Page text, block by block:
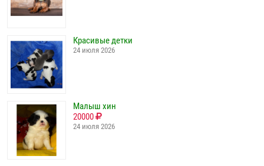
Красивые детки
24 июля 2026
Малыш хин
20000
24 июля 2026